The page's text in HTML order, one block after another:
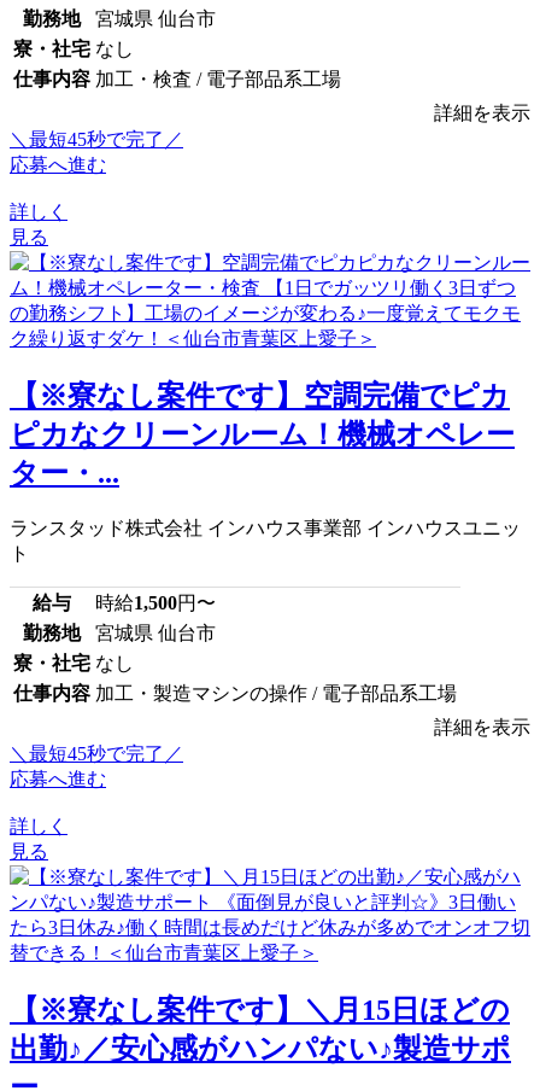
勤務地
宮城県 仙台市
寮・社宅 なし
仕事内容 加工・検査 / 電子部品系工場
詳細を表示
＼最短45秒で完了／
応募へ進む
詳しく
見る
【※寮なし案件です】空調完備でピカ
ピカなクリーンルーム！機械オペレー
ター・...
ランスタッド株式会社 インハウス事業部 インハウスユニッ
ト
給与 時給1,500円〜
勤務地
宮城県 仙台市
寮・社宅 なし
仕事内容 加工・製造マシンの操作 / 電子部品系工場
詳細を表示
＼最短45秒で完了／
応募へ進む
詳しく
見る
【※寮なし案件です】＼月15日ほどの
出勤♪／安心感がハンパない♪製造サポ